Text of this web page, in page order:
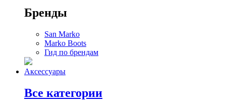
Бренды
San Marko
Marko Boots
Гид по брендам
Аксессуары
Все категории